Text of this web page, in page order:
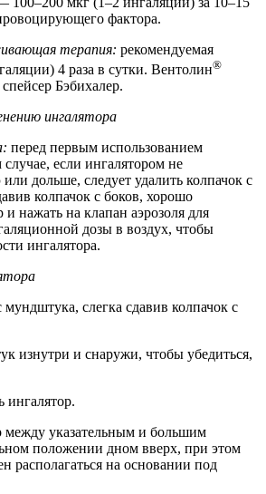
фактора.
терапия: рекомендуемая
4 раза в сутки. Вентолин®
Бэбихалер.
ингалятора
перед первым использованием
если ингалятором не
дольше, следует удалить колпачок с
колпачок с боков, хорошо
и нажать на клапан аэрозоля для
дозы в воздух, чтобы
ингалятора.
мундштука, слегка сдавив колпачок с
изнутри и снаружи, чтобы убедиться,
ингалятор.
между указательным и большим
положении дном вверх, при этом
располагаться на основании под